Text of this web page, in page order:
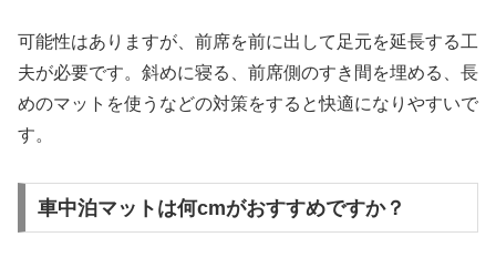
可能性はありますが、前席を前に出して足元を延長する工
夫が必要です。斜めに寝る、前席側のすき間を埋める、長
めのマットを使うなどの対策をすると快適になりやすいで
す。
車中泊マットは何cmがおすすめですか？